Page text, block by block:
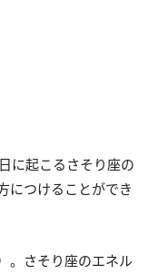
日に起こるさそり座の
につけることができ
。さそり座のエネル